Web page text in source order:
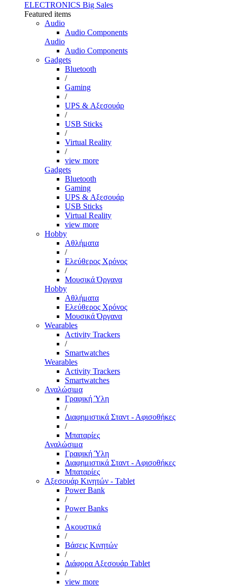
ELECTRONICS Big Sales
Featured items
Audio
Audio Components
Audio
Audio Components
Gadgets
Bluetooth
/
Gaming
/
UPS & Αξεσουάρ
/
USB Sticks
/
Virtual Reality
/
view more
Gadgets
Bluetooth
Gaming
UPS & Αξεσουάρ
USB Sticks
Virtual Reality
view more
Hobby
Αθλήματα
/
Ελεύθερος Χρόνος
/
Μουσικά Όργανα
Hobby
Αθλήματα
Ελεύθερος Χρόνος
Μουσικά Όργανα
Wearables
Activity Trackers
/
Smartwatches
Wearables
Activity Trackers
Smartwatches
Αναλώσιμα
Γραφική Ύλη
/
Διαφημιστικά Σταντ - Αφισοθήκες
/
Μπαταρίες
Αναλώσιμα
Γραφική Ύλη
Διαφημιστικά Σταντ - Αφισοθήκες
Μπαταρίες
Αξεσουάρ Κινητών - Tablet
Power Bank
/
Power Banks
/
Ακουστικά
/
Βάσεις Κινητών
/
Διάφορα Αξεσουάρ Tablet
/
view more